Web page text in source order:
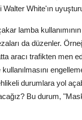
White'ın
lamba
da düzenler.
aracı trafikten men
durumlara yol
Bu durum,